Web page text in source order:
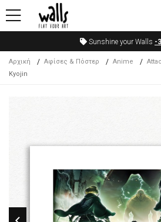
Sunshine your Walls -
Αρχική Αφίσες & Πόστερ Anime
Kyojin